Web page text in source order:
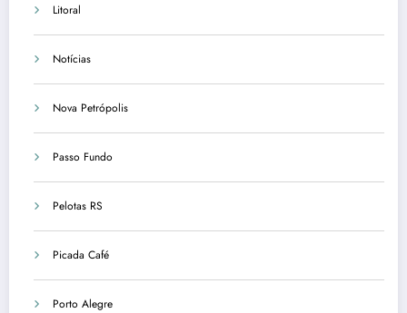
Litoral
Notícias
Nova Petrópolis
Passo Fundo
Pelotas RS
Picada Café
Porto Alegre